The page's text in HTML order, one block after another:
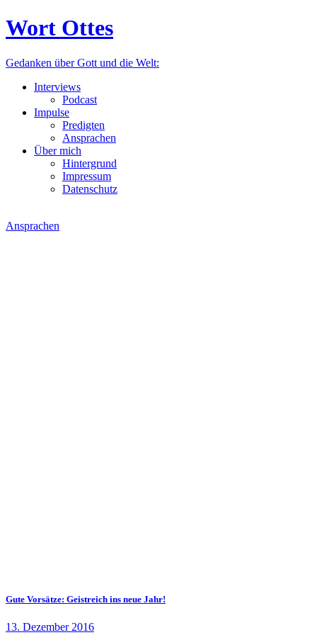
Wort Ottes
Gedanken über Gott und die Welt:
Interviews
Podcast
Impulse
Predigten
Ansprachen
Über mich
Hintergrund
Impressum
Datenschutz
Ansprachen
Gute Vorsätze: Geistreich ins neue Jahr!
13. Dezember 2016